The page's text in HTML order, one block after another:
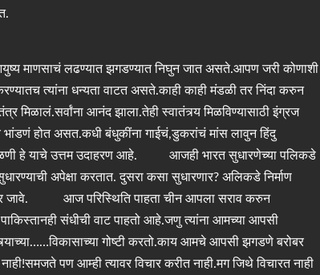
माणसाचं लढण्यात झगडण्यात निघुन जात असते.आपण जरी कोणाशी
त्यांना धन्यता वाटत असते.काही काही मंडळी तर निंदा करुन
आनंद झाला.तेही स्वातंत्र्य मिळविण्यासाठी इंग्रज
होत असत.कधी बंधुकींना गाईचं,डुकरांचं मांस लावुन हिंदु
हे याचे उत्तम उदाहरण आहे. आजही भारत सुधारणेच्या पलिकडे
अपेक्षा करतात. दुसरा कसा सुधारणार? अलिकडे निर्माण
जावे. आज परिस्थिति पाहता चीन आपला सराव करुन
संधीची वाट पाहतो आहे.जणु त्यांना आमच्या आपसी
गोष्टी करतो.काय आमचे आपसी झगडणे बरोबर
पण आम्ही त्यावर विचार करीत नाही.मग जिथे विचारत नाही